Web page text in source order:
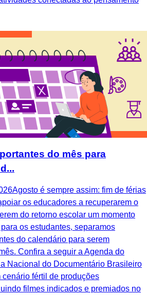
do mês para
é sempre assim: fim de férias
os educadores a recuperarem o
do retorno escolar um momento
os estudantes, separamos
do calendário para serem
Confira a seguir a Agenda do
Nacional do Documentário Brasileiro
cenário fértil de produções
filmes indicados e premiados no